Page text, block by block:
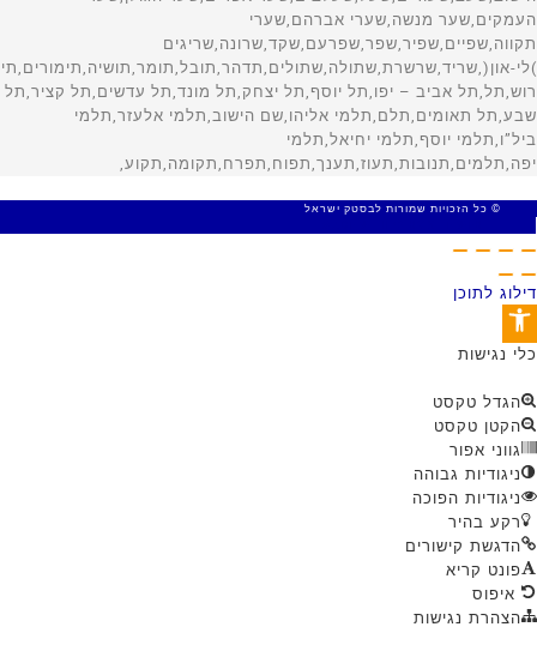
© כל הזכויות שמורות לבסטק ישראל
דילוג לתוכן
פתח סרגל נגישות
כלי נגישות
הגדל טקסט
הקטן טקסט
גווני אפור
ניגודיות גבוהה
ניגודיות הפוכה
רקע בהיר
הדגשת קישורים
פונט קריא
איפוס
הצהרת נגישות